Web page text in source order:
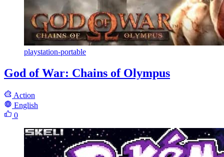
playstation-portable
God of War: Chains of Olympus
Action
English
0